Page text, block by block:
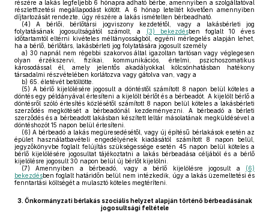
részére a lakás legfeljebb 6 hónapra adható bérbe, amennyiben a szolgáltatóval
részletfizetési megállapodást kötött. A 6 hónap leteltét követően amennyiben
díjtartozását rendezte, úgy részére a lakás ismételten bérbeadható.
(4) A bérlői, bérlőtársi jogviszony kezdetétől, vagy a lakásbérleti jog
folytatásának jogosultságától számolt, a
(3) bekezdésben foglalt 10 éves
időtartamtól eltérni kivételes méltányosságból, egyéni mérlegelés alapján lehet,
ha a bérlő, bérlőtárs, lakásbérleti jog folytatására jogosult személy
a) 30 napnál nem régebbi szakorvos által igazoltan tartósan vagy véglegesen
olyan érzékszervi, fizikai, kommunikációs, értelmi, pszichoszomatikus
károsodással él, amely jelentős akadályokkal kölcsönhatásban hatékony
társadalmi részvételében korlátozva vagy gátolva van, vagy a
b) 65. életévét betöltötte.
(5) A bérlő kijelölésére jogosult a döntéstől számított 8 napon belül köteles a
döntés egy példányával értesíteni a kijelölt bérlőt és a bérbeadót. A kijelölt bérlő a
döntésről szóló értesítés közlésétől számított 8 napon belül köteles a lakásbérleti
szerződés megkötését a bérbeadónál kezdeményezni. A bérbeadó a bérleti
szerződés és a bérbeadott lakásban készített leltár másolatának megküldésével a
döntéshozót 15 napon belül értesíteni.
(6) A bérbeadó a lakás megüresedésétől, vagy új építésű bérlakások esetén az
épület használatbavételi engedélyének kiadásától számított 8 napon belül,
jegyzőkönyvbe foglalt felújítás szükségessége esetén 45 napon belül köteles a
bérlő kijelölésére jogosultat tájékoztatni a lakás bérbeadása céljából és a bérlő
kijelölésre jogosult 30 napon belül új bérlőt kijelölni.
(7) Amennyiben a bérbeadó, vagy a bérlő kijelölésre jogosult a (6)
bekezdésben foglalt határidőn belül nem intézkedik, úgy a lakás üzemeltetési és
fenntartási költségét a mulasztó köteles megtéríteni.
3. Önkormányzati bérlakás szociális helyzet alapján történő bérbeadásának
jogosultsági feltétele